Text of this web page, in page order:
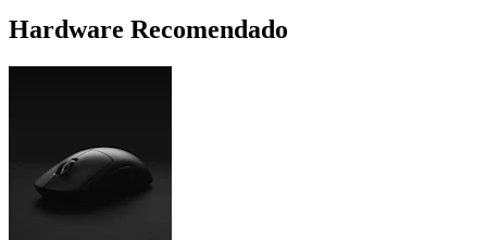
Hardware Recomendado